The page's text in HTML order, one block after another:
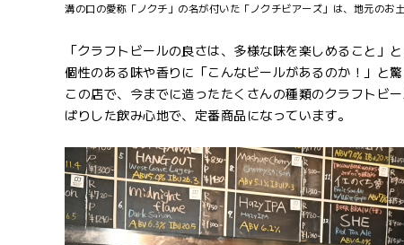
溝の口の愛称「ノクチ」の名が付いた「ノクチビアーズ」は、地元のお
「クラフトビールの良さは、多様な味を楽しめること」
個性のある味や香りに「こんなビールがあるのか！」と驚
この店で、今までに造ったたくさんの種類のクラフトビ
ぱりした飲み心地で、定番商品になっています。